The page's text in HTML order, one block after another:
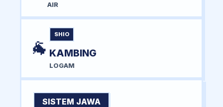
AIR
🐐
SHIO
KAMBING
LOGAM
SISTEM JAWA